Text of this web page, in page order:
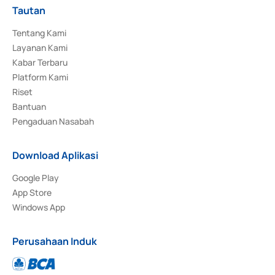
Tautan
Tentang Kami
Layanan Kami
Kabar Terbaru
Platform Kami
Riset
Bantuan
Pengaduan Nasabah
Download Aplikasi
Google Play
App Store
Windows App
Perusahaan Induk